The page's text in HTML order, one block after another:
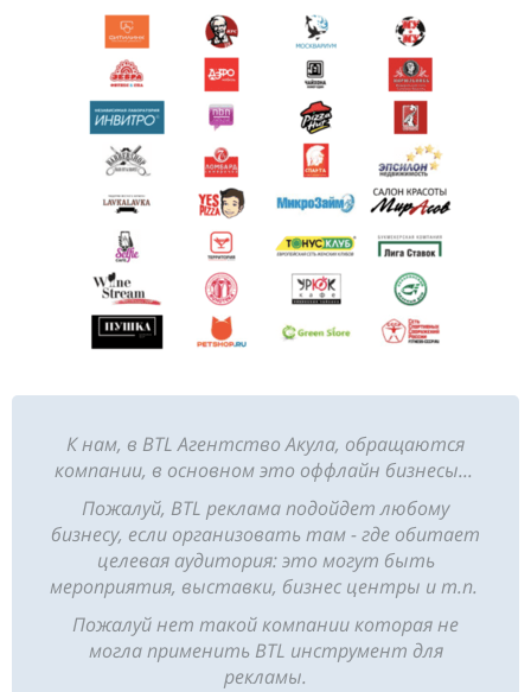
К нам, в BTL Агентство Акула, обращаются
компании, в основном это оффлайн бизнесы...
Пожалуй, BTL реклама подойдет любому
бизнесу, если организовать там - где обитает
целевая аудитория: это могут быть
мероприятия, выставки, бизнес центры и т.п.
Пожалуй нет такой компании которая не
могла применить BTL инструмент для
рекламы.